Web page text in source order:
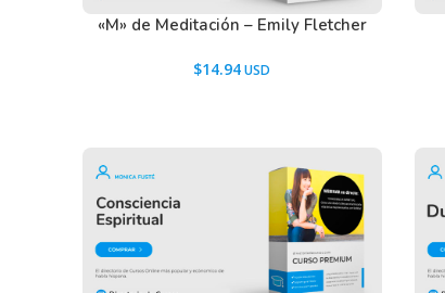
«M» de Meditación – Emily Fletcher
$14.94